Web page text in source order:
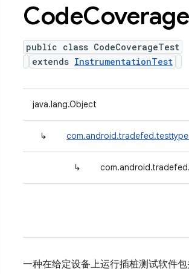
CodeCoverage
public class CodeCoverageTest
extends InstrumentationTest
java.lang.Object
↳
↳
一种在给定设备上运行插桩测试软件